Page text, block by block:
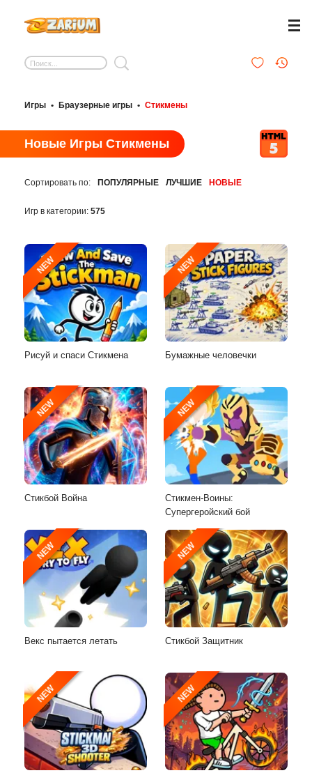
Игры • Браузерные игры • Стикмены
Новые Игры Стикмены
Сортировать по: ПОПУЛЯРНЫЕ ЛУЧШИЕ НОВЫЕ
Игр в категории: 575
NEW
Рисуй и спаси Стикмена
NEW
Бумажные человечки
NEW
Стикбой Война
NEW
Стикмен-Воины:
Супергеройский бой
NEW
Векс пытается летать
NEW
Стикбой Защитник
NEW NEW